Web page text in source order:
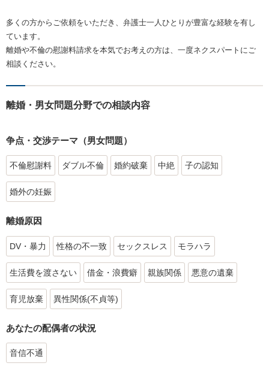
多くの方からご依頼をいただき、弁護士一人ひとりが豊富な経験を有し
ています。
離婚や不倫の慰謝料請求を本気でお考えの方は、一度ネクスパートにご
相談ください。
離婚・男女問題分野での相談内容
争点・交渉テーマ（男女問題）
不倫慰謝料 ダブル不倫 婚約破棄 中絶 子の認知
婚外の妊娠
離婚原因
DV・暴力 性格の不一致 セックスレス モラハラ
生活費を渡さない 借金・浪費癖 親族関係 悪意の遺棄
育児放棄 異性関係(不貞等)
あなたの配偶者の状況
音信不通